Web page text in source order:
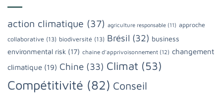
action climatique (37) agriculture responsable (11) approche
collaborative (13) biodiversité (13) Brésil (32) business
environmental risk (17) chaine d'apprivoisonnement (12) changement
climatique (19) Chine (33) Climat (53)
Compétitivité (82) Conseil